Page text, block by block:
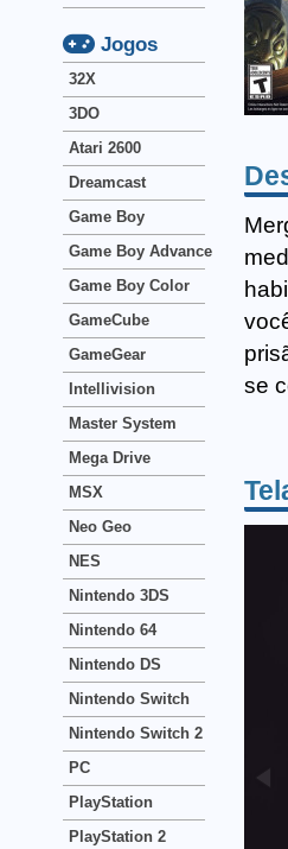
se
Jogos
32X
3DO
Atari 2600
Dreamcast
Game Boy
Game Boy Advance
Game Boy Color
GameCube
GameGear
Intellivision
Master System
Mega Drive
MSX
Neo Geo
NES
Nintendo 3DS
Nintendo 64
Nintendo DS
Nintendo Switch
Nintendo Switch 2
PC
PlayStation
PlayStation 2